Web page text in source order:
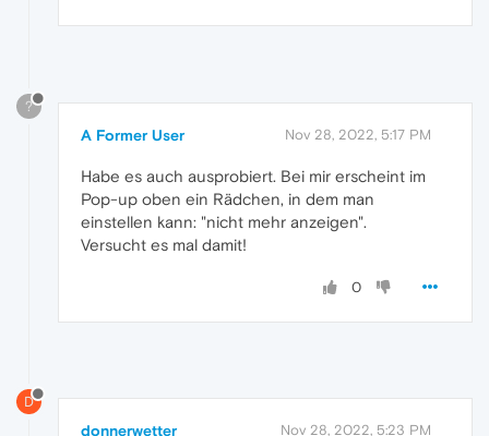
?
A Former User Nov 28, 2022, 5:17 PM
Habe es auch ausprobiert. Bei mir erscheint im
Pop-up oben ein Rädchen, in dem man
einstellen kann: "nicht mehr anzeigen".
Versucht es mal damit!
0
D
donnerwetter Nov 28, 2022, 5:23 PM